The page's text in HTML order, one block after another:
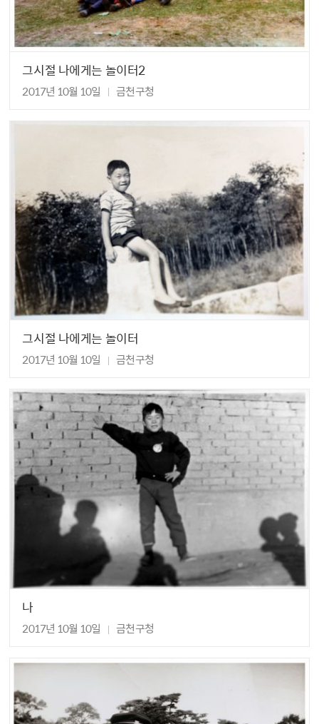
그시절 나에게는 놀이터2
2017년 10월 10일 금천구청
그시절 나에게는 놀이터
2017년 10월 10일 금천구청
나
2017년 10월 10일 금천구청